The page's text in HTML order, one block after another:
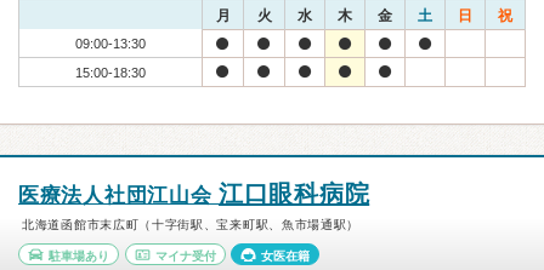
月 火 水 木 金 土 日 祝
09:00-13:30
15:00-18:30
医療法人社団江山会 江口眼科病院
北海道函館市末広町（十字街駅、宝来町駅、魚市場通駅）
駐車場あり マイナ受付 女医在籍